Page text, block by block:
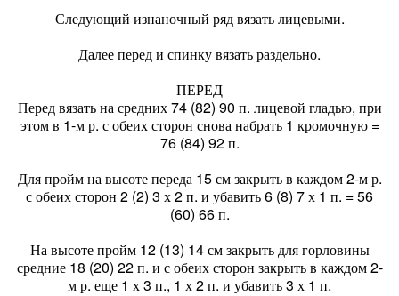
Следующий изнаночный ряд вязать лицевыми.
Далее перед и спинку вязать раздельно.
ПЕРЕД
Перед вязать на средних 74 (82) 90 п. лицевой гладью, при
этом в 1-м р. с обеих сторон снова набрать 1 кромочную =
76 (84) 92 п.
Для пройм на высоте переда 15 см закрыть в каждом 2-м р.
с обеих сторон 2 (2) 3 х 2 п. и убавить 6 (8) 7 х 1 п. = 56
(60) 66 п.
На высоте пройм 12 (13) 14 см закрыть для горловины
средние 18 (20) 22 п. и с обеих сторон закрыть в каждом 2-
м р. еще 1 х 3 п., 1 х 2 п. и убавить 3 х 1 п.